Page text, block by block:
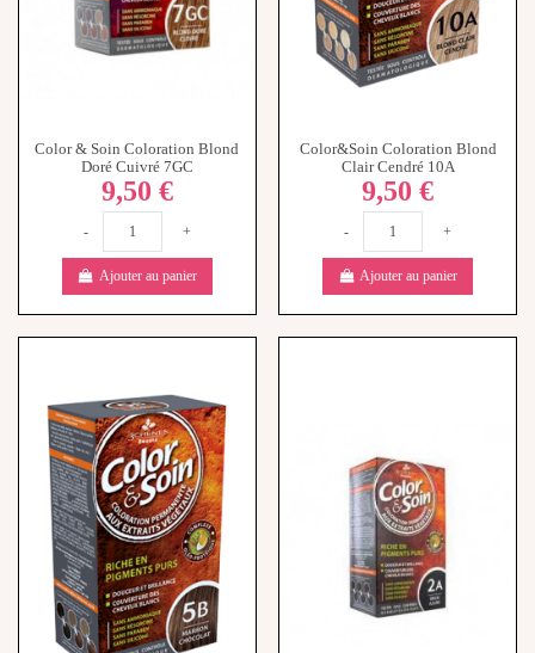
Color & Soin Coloration Blond
Doré Cuivré 7GC
9,50 €
- +
Ajouter au panier
Color&Soin Coloration Blond
Clair Cendré 10A
9,50 €
- +
Ajouter au panier